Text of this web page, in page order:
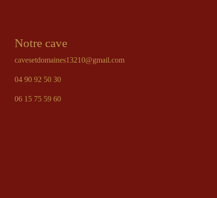
Notre cave
cavesetdomaines13210@gmail.com
04 90 92 50 30
06 15 75 59 60